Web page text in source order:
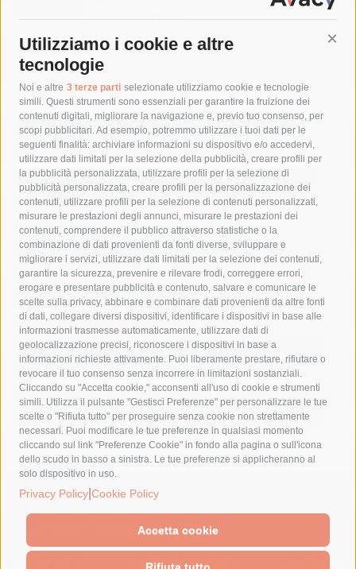
Utilizziamo i cookie e altre
tecnologie
Noi e altre 3 terze parti selezionate utilizziamo cookie e tecnologie
simili. Questi strumenti sono essenziali per garantire la fruizione dei
contenuti digitali, migliorare la navigazione e, previo tuo consenso, per
scopi pubblicitari. Ad esempio, potremmo utilizzare i tuoi dati per le
seguenti finalità: archiviare informazioni su dispositivo e/o accedervi,
utilizzare dati limitati per la selezione della pubblicità, creare profili per
la pubblicità personalizzata, utilizzare profili per la selezione di
pubblicità personalizzata, creare profili per la personalizzazione dei
contenuti, utilizzare profili per la selezione di contenuti personalizzati,
misurare le prestazioni degli annunci, misurare le prestazioni dei
contenuti, comprendere il pubblico attraverso statistiche o la
combinazione di dati provenienti da fonti diverse, sviluppare e
migliorare i servizi, utilizzare dati limitati per la selezione dei contenuti,
garantire la sicurezza, prevenire e rilevare frodi, correggere errori,
erogare e presentare pubblicità e contenuto, salvare e comunicare le
scelte sulla privacy, abbinare e combinare dati provenienti da altre fonti
di dati, collegare diversi dispositivi, identificare i dispositivi in base alle
informazioni trasmesse automaticamente, utilizzare dati di
geolocalizzazione precisi, riconoscere i dispositivi in base a
informazioni richieste attivamente. Puoi liberamente prestare, rifiutare o
revocare il tuo consenso senza incorrere in limitazioni sostanziali.
Cliccando su "Accetta cookie," acconsenti all'uso di cookie e strumenti
simili. Utilizza il pulsante "Gestisci Preferenze" per personalizzare le tue
scelte o "Rifiuta tutto" per proseguire senza cookie non strettamente
necessari. Puoi modificare le tue preferenze in qualsiasi momento
cliccando sul link "Preferenze Cookie" in fondo alla pagina o sull'icona
dello scudo in basso a sinistra. Le tue preferenze si applicheranno al
solo dispositivo in uso.
Privacy Policy Cookie Policy
Accetta cookie
Tag
acqua allerta meteo
anas
area marina protetta di punta campanella
arresto
Asl Napoli 3 sud
capitaneria di porto capri
carabinieri
castellammare di stabia
circumvesuviana
comune di sorrento
concerto
contagi
costiera amalfitana
covid-19 eav
elezioni
fondazione sorrento
gori guardia costiera
incidente
lavori
lorenzo balducelli mare
massa lubrense
massimo coppola
Meta napoli
ordinanza
penisola sorrentina
piano di sorrento
polizia municipale
protezione civile
Regione Campania
sant'agnello
sindaco cuomo
sorrento studenti temporali
treni
turismo
Vico Equense villa fiorentino vincenzo de luca
© 2015 SorrentoPress. All rights reserved.
Il giornale online della Penisola Sorrentina
Cookie Policy